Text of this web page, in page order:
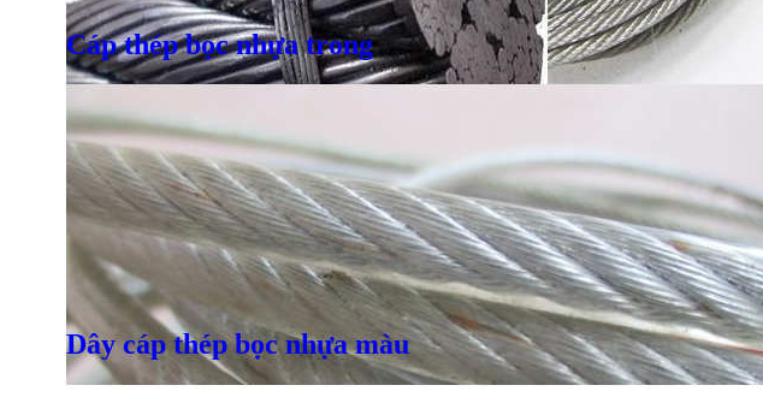
Giá bánVND
Giá bán VND
Giá bánVND
Cáp thép bọc nhựa trong
Dây cáp thép bọc nhựa màu